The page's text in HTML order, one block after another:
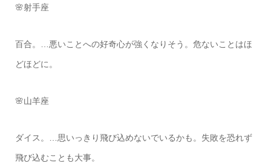
🌸射手座
百合。…悪いことへの好奇心が強くなりそう。危ないことはほ
どほどに。
🌸山羊座
ダイス。…思いっきり飛び込めないでいるかも。失敗を恐れず
飛び込むことも大事。